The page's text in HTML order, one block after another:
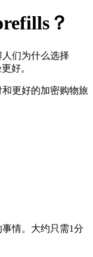
？
们为什么选择
好。
更好的加密购物旅
情。大约只需1分